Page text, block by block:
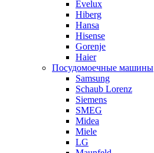
Evelux
Hiberg
Hansa
Hisense
Gorenje
Haier
Посудомоечные машины
Samsung
Schaub Lorenz
Siemens
SMEG
Midea
Miele
LG